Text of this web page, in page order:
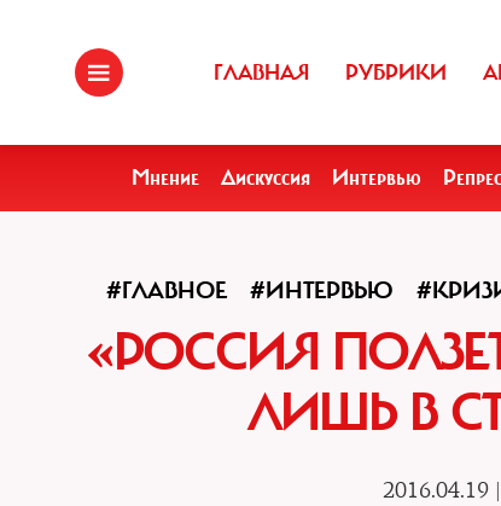
ГЛАВНАЯ РУБРИКИ
Мнение Дискуссия Интервью
#ГЛАВНОЕ #ИНТЕРВЬЮ
«РОССИЯ
ЛИШЬ В
2016.04.19 |